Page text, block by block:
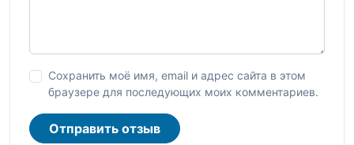
Сохранить моё имя, email и адрес сайта в этом
браузере для последующих моих комментариев.
Отправить отзыв